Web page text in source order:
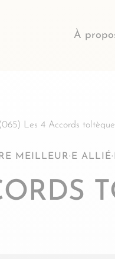
À
(065) Les 4 Accords
MEILLEUR·E